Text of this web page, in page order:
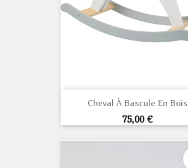
Cheval À Bascule En Bois
Prix
75,00 €